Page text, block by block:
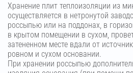
Хранение плит теплоизоляции из
осуществляется в нетронутой
россыпью или на поддонах, в
в крытом помещении в сухом,
затененном месте вдали от
ровном и сухом основании.
При хранении россыпью